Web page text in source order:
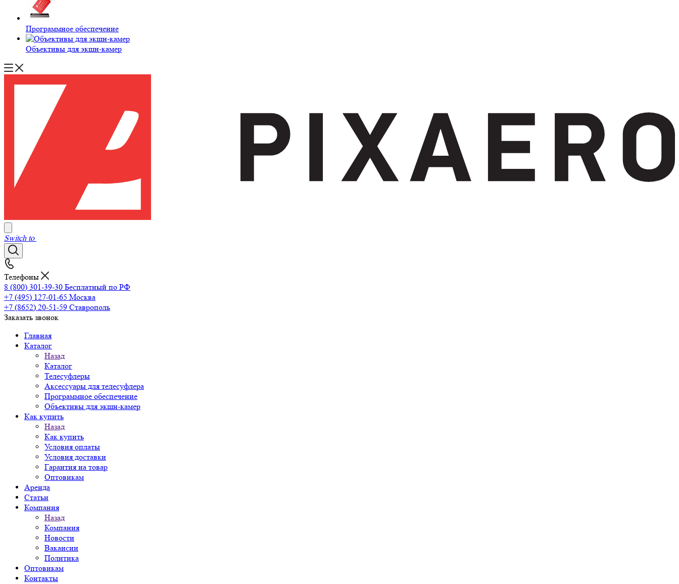
Программное обеспечение
Объективы для экшн-камер
Switch to
Телефоны
8 (800) 301-39-30 Бесплатный по РФ
+7 (495) 127-01-65 Москва
+7 (8652) 20-51-59 Ставрополь
Заказать звонок
Главная
Каталог
Назад
Каталог
Телесуфлеры
Аксессуары для телесуфлера
Программное обеспечение
Объективы для экшн-камер
Как купить
Назад
Как купить
Условия оплаты
Условия доставки
Гарантия на товар
Оптовикам
Аренда
Статьи
Компания
Назад
Компания
Новости
Вакансии
Политика
Оптовикам
Контакты